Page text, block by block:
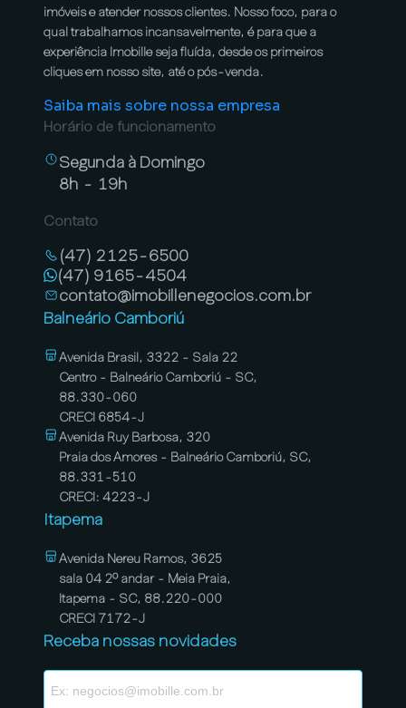
imóveis e atender nossos clientes. Nosso foco, para o
qual trabalhamos incansavelmente, é para que a
experiência Imobille seja fluída, desde os primeiros
cliques em nosso site, até o pós-venda.
Saiba mais sobre nossa empresa
Horário de funcionamento
Segunda à Domingo
8h - 19h
Contato
(47) 2125-6500
(47) 9165-4504
contato@imobillenegocios.com.br
Balneário Camboriú
Avenida Brasil, 3322 - Sala 22
Centro - Balneário Camboriú - SC,
88.330-060
CRECI 6854-J
Avenida Ruy Barbosa, 320
Praia dos Amores - Balneário Camboriú, SC,
88.331-510
CRECI: 4223-J
Itapema
Avenida Nereu Ramos, 3625
sala 04 2º andar - Meia Praia,
Itapema - SC, 88.220-000
CRECI 7172-J
Receba nossas novidades